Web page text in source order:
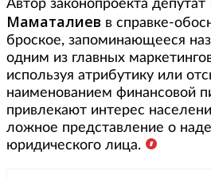
Автор законопроекта депутат
Маматалиев в справке-
броское, запоминающееся
одним из главных
используя атрибутику или
наименованием финансовой
привлекают интерес
ложное представление о
юридического лица.